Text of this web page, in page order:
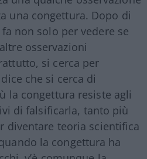
una congettura. Dopo di
non solo per vedere se
osservazioni
si cerca per
che si cerca di
la congettura resiste agli
di falsificarla, tanto più
diventare teoria scientifica
la congettura ha